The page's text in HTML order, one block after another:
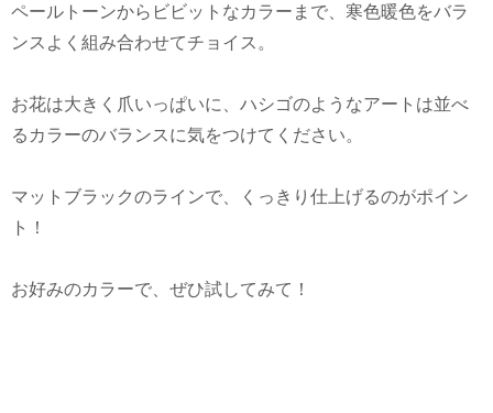
ペールトーンからビビットなカラーまで、寒色暖色をバラ
ンスよく組み合わせてチョイス。
お花は大きく爪いっぱいに、ハシゴのようなアートは並べ
るカラーのバランスに気をつけてください。
マットブラックのラインで、くっきり仕上げるのがポイン
ト！
お好みのカラーで、ぜひ試してみて！